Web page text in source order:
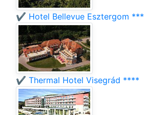
✔️ Hotel Bellevue Esztergom ***
✔️ Thermal Hotel Visegrád ****